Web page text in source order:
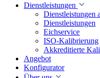
Dienstleistungen
Dienstleistungen
Dienstleistungen
Eichservice
ISO-Kalibrierung
Akkreditierte
Angebot
Konfigurator